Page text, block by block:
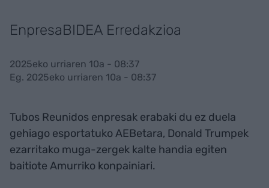
EnpresaBIDEA Erredakzioa
2025eko urriaren 10a - 08:37
Eg. 2025eko urriaren 10a - 08:37
Tubos Reunidos enpresak erabaki du ez duela
gehiago esportatuko AEBetara, Donald Trumpek
ezarritako muga-zergek kalte handia egiten
baitiote Amurriko konpainiari.